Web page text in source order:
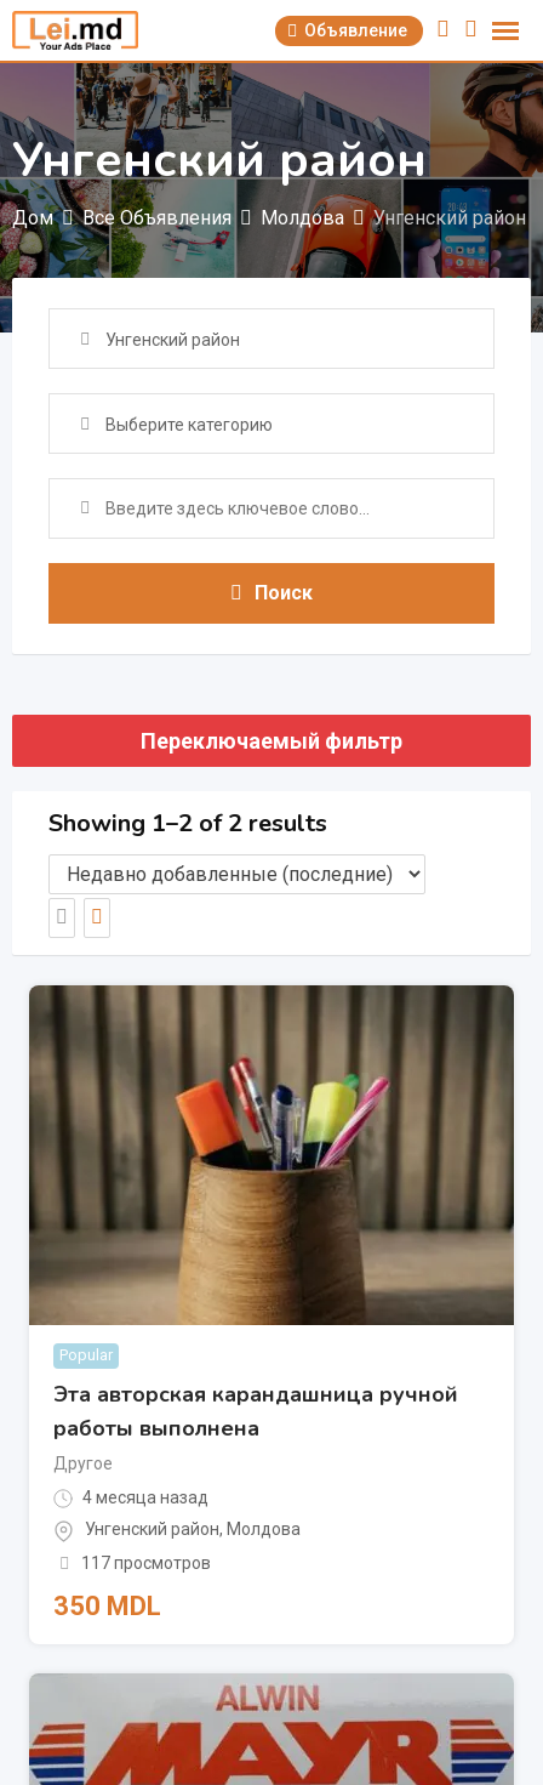
Перейти
содержимому
Объявление
Унгенский район
Дом Все Объявления Молдова Унгенский район
Унгенский район
Выберите категорию
Поиск
Переключаемый фильтр
Showing 1–2 of 2 results
Popular
Эта авторская карандашница ручной
работы выполнена
Другое
4 месяца назад
Унгенский район, Молдова
117 просмотров
350 MDL